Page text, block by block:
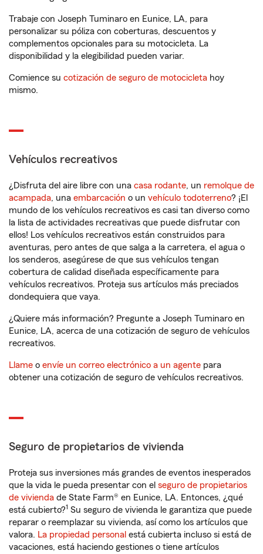
Trabaje con Joseph Tuminaro en Eunice, LA, para
personalizar su póliza con coberturas, descuentos y
complementos opcionales para su motocicleta. La
disponibilidad y la elegibilidad pueden variar.
Comience su cotización de seguro de motocicleta hoy
mismo.
Vehículos recreativos
¿Disfruta del aire libre con una casa rodante, un remolque de
acampada, una embarcación o un vehículo todoterreno? ¡El
mundo de los vehículos recreativos es casi tan diverso como
la lista de actividades recreativas que puede disfrutar con
ellos! Los vehículos recreativos están construidos para
aventuras, pero antes de que salga a la carretera, el agua o
los senderos, asegúrese de que sus vehículos tengan
cobertura de calidad diseñada específicamente para
vehículos recreativos. Proteja sus artículos más preciados
dondequiera que vaya.
¿Quiere más información? Pregunte a Joseph Tuminaro en
Eunice, LA, acerca de una cotización de seguro de vehículos
recreativos.
Llame o envíe un correo electrónico a un agente para
obtener una cotización de seguro de vehículos recreativos.
Seguro de propietarios de vivienda
Proteja sus inversiones más grandes de eventos inesperados
que la vida le pueda presentar con el seguro de propietarios
de vivienda de State Farm® en Eunice, LA. Entonces, ¿qué
está cubierto?1 Su seguro de vivienda le garantiza que puede
reparar o reemplazar su vivienda, así como los artículos que
valora. La propiedad personal está cubierta incluso si está de
vacaciones, está haciendo gestiones o tiene artículos